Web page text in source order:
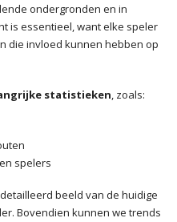
ondergronden en in
is essentieel, want elke speler
die invloed kunnen hebben op
statistieken, zoals:
spelers
beeld van de huidige
Bovendien kunnen we trends